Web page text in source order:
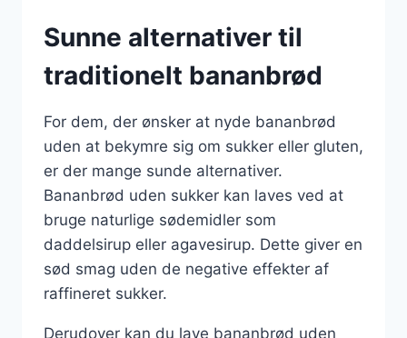
Sunne alternativer til
traditionelt bananbrød
For dem, der ønsker at nyde bananbrød
uden at bekymre sig om sukker eller gluten,
er der mange sunde alternativer.
Bananbrød uden sukker kan laves ved at
bruge naturlige sødemidler som
daddelsirup eller agavesirup. Dette giver en
sød smag uden de negative effekter af
raffineret sukker.
Derudover kan du lave bananbrød uden